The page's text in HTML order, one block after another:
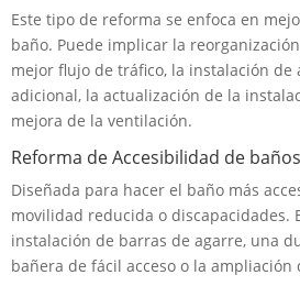
Este tipo de reforma se enfoca en
baño. Puede implicar la
mejor flujo de tráfico, la instalación de
adicional, la actualización de la
mejora de la ventilación.
Reforma de Accesibilidad de
Diseñada para hacer el baño más
movilidad reducida o discapacidades.
instalación de barras de agarre, una
bañera de fácil acceso o la ampliación